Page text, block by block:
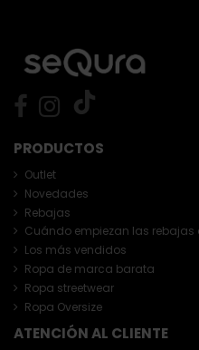
PRODUCTOS
Outlet
Novedades
Rebajas
Cuándo empiezan las rebajas
Los más vendidos
Ropa de marca barata
Ropa streetwear
Ropa Oversize
ATENCIÓN AL CLIENTE